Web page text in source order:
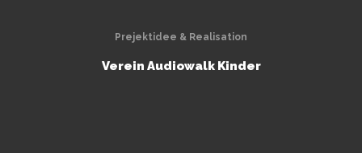
Prejektidee & Realisation
Verein Audiowalk Kinder